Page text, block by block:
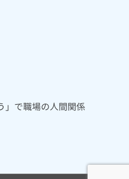
」で職場の人間関係